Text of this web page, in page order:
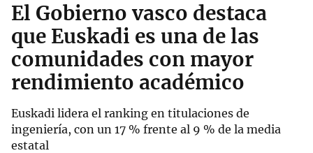
El Gobierno vasco destaca
que Euskadi es una de las
comunidades con mayor
rendimiento académico
Euskadi lidera el ranking en titulaciones de
ingeniería, con un 17 % frente al 9 % de la media
estatal